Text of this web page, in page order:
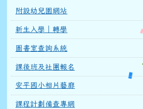
附設幼兒園網站
新生入學｜轉學
圖書室查詢系統
課後班及社團報名
安平國小相片藝廊
課程計劃備查專網